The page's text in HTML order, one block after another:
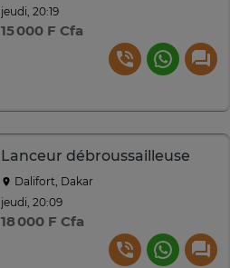
jeudi, 20:19
15 000 F Cfa
Lanceur débroussailleuse
Dalifort, Dakar
jeudi, 20:09
18 000 F Cfa